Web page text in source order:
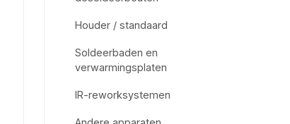
Houder / standaard
Soldeerbaden en
verwarmingsplaten
IR-reworksystemen